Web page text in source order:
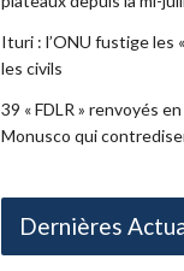
Ituri : l’ONU fustige les
les civils
39 « FDLR » renvoyés
Monusco qui
Dernières